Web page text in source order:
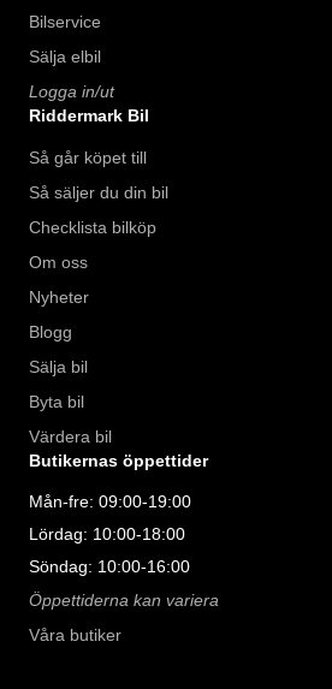
Bilservice
Sälja elbil
Logga in/ut
Riddermark Bil
Så går köpet till
Så säljer du din bil
Checklista bilköp
Om oss
Nyheter
Blogg
Sälja bil
Byta bil
Värdera bil
Butikernas öppettider
Mån-fre: 09:00-19:00
Lördag: 10:00-18:00
Söndag: 10:00-16:00
Öppettiderna kan variera
Våra butiker